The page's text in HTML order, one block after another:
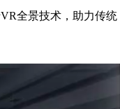
全景技术，助力传统